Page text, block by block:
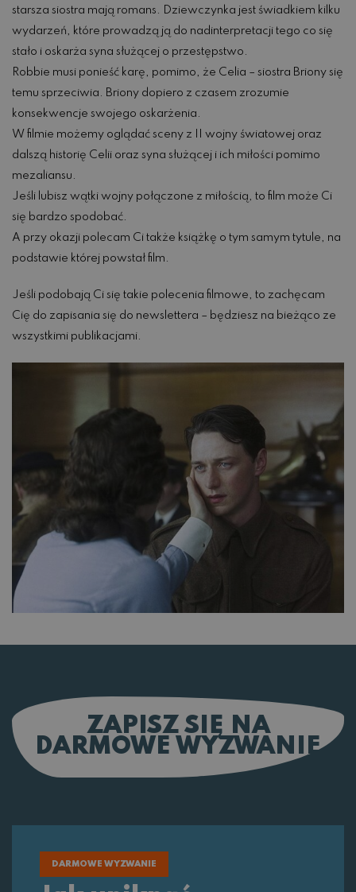
starsza siostra mają romans. Dziewczynka jest świadkiem kilku
wydarzeń, które prowadzą ją do nadinterpretacji tego co się
stało i oskarża syna służącej o przestępstwo.
Robbie musi ponieść karę, pomimo, że Celia – siostra Briony się
temu sprzeciwia. Briony dopiero z czasem zrozumie
konsekwencje swojego oskarżenia.
W filmie możemy oglądać sceny z II wojny światowej oraz
dalszą historię Celii oraz syna służącej i ich miłości pomimo
mezaliansu.
Jeśli lubisz wątki wojny połączone z miłością, to film może Ci
się bardzo spodobać.
A przy okazji polecam Ci także książkę o tym samym tytule, na
podstawie której powstał film.
Jeśli podobają Ci się takie polecenia filmowe, to zachęcam
Cię do zapisania się do newslettera – będziesz na bieżąco ze
wszystkimi publikacjami.
ZAPISZ SIĘ NA
DARMOWE WYZWANIE
DARMOWE WYZWANIE